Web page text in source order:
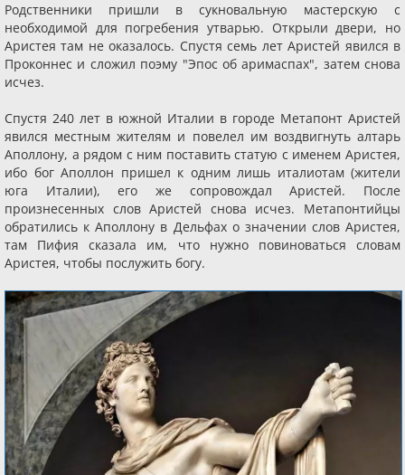
Родственники пришли в сукновальную мастерскую с
необходимой для погребения утварью. Открыли двери, но
Аристея там не оказалось. Спустя семь лет Аристей явился в
Проконнес и сложил поэму "Эпос об аримаспах", затем снова
исчез.
Спустя 240 лет в южной Италии в городе Метапонт Аристей
явился местным жителям и повелел им воздвигнуть алтарь
Аполлону, а рядом с ним поставить статую с именем Аристея,
ибо бог Аполлон пришел к одним лишь италиотам (жители
юга Италии), его же сопровождал Аристей. После
произнесенных слов Аристей снова исчез. Метапонтийцы
обратились к Аполлону в Дельфах о значении слов Аристея,
там Пифия сказала им, что нужно повиноваться словам
Аристея, чтобы послужить богу.